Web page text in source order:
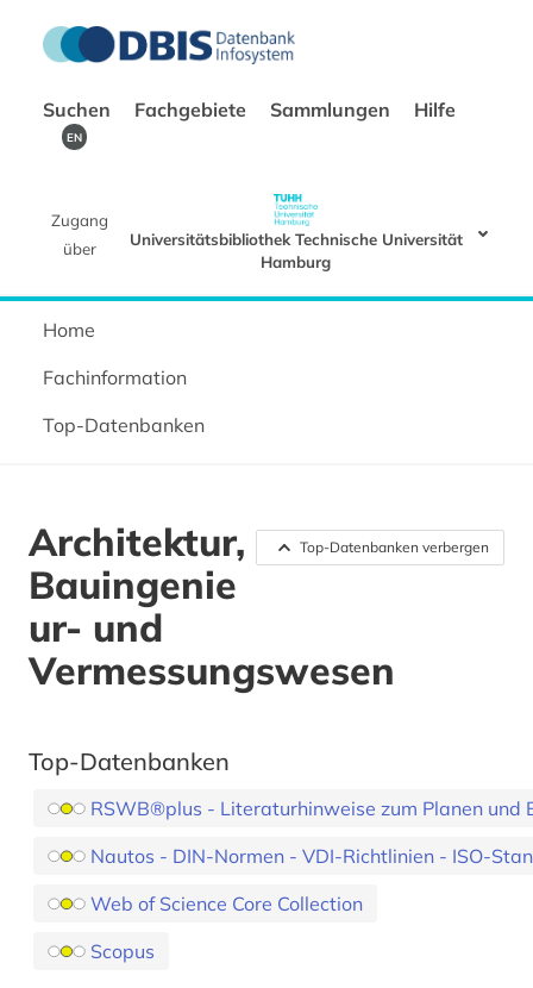
Suchen Fachgebiete Sammlungen Hilfe
EN
Zugang
über
Universitätsbibliothek Technische Universität
Hamburg
Home
Fachinformation
Top-Datenbanken
Top-Datenbanken verbergen
Architektur,
Bauingenie
ur- und
Vermessungswesen
Top-Datenbanken
RSWB®plus - Literaturhinweise zum Planen und
Nautos - DIN-Normen - VDI-Richtlinien - ISO-
Web of Science Core Collection
Scopus